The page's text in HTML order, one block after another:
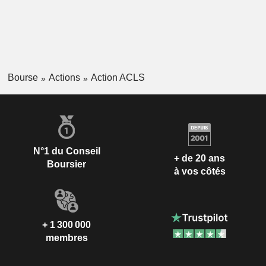
Bourse Actions Action ACLS
N°1 du Conseil
Boursier
+ de 20 ans
à vos côtés
+ 1 300 000
membres